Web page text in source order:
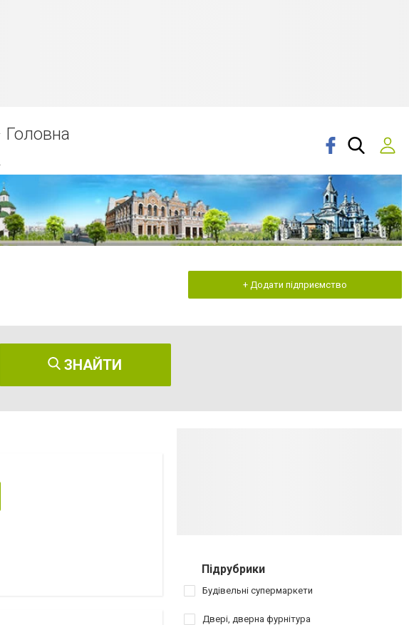
Головна
+ Додати підприємство
ЗНАЙТИ
Підрубрики
Будівельні супермаркети
Двері, дверна фурнітура